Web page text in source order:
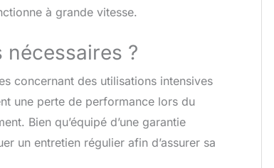
à grande vitesse.
?
concernant des utilisations intensives
une perte de performance lors du
Bien qu’équipé d’une garantie
un entretien régulier afin d’assurer sa